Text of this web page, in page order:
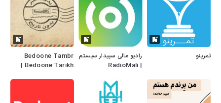
تمرینو
رادیو مالی سپیدار سیستم
| RadioMali
Bedoone Tambr
Bedoone Tarikh |
تاریخ